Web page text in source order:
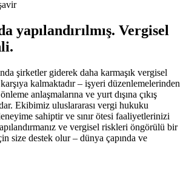
yapılandırılmış. Vergisel
şirketler giderek daha karmaşık vergisel
kalmaktadır – işyeri düzenlemelerinden
anlaşmalarına ve yurt dışına çıkış
Ekibimiz uluslararası vergi hukuku
sahiptir ve sınır ötesi faaliyetlerinizi
ve vergisel riskleri öngörülü bir
size destek olur – dünya çapında ve